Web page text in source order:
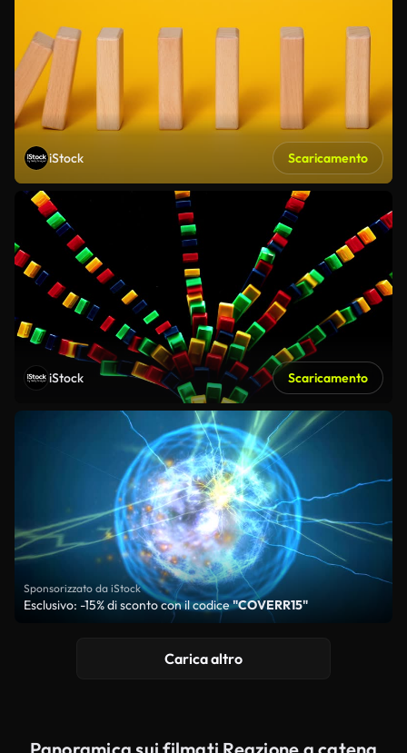
iStock Scaricamento
iStock Scaricamento
Sponsorizzato da iStock
Esclusivo: -15% di sconto con il codice"COVERR15"
Carica altro